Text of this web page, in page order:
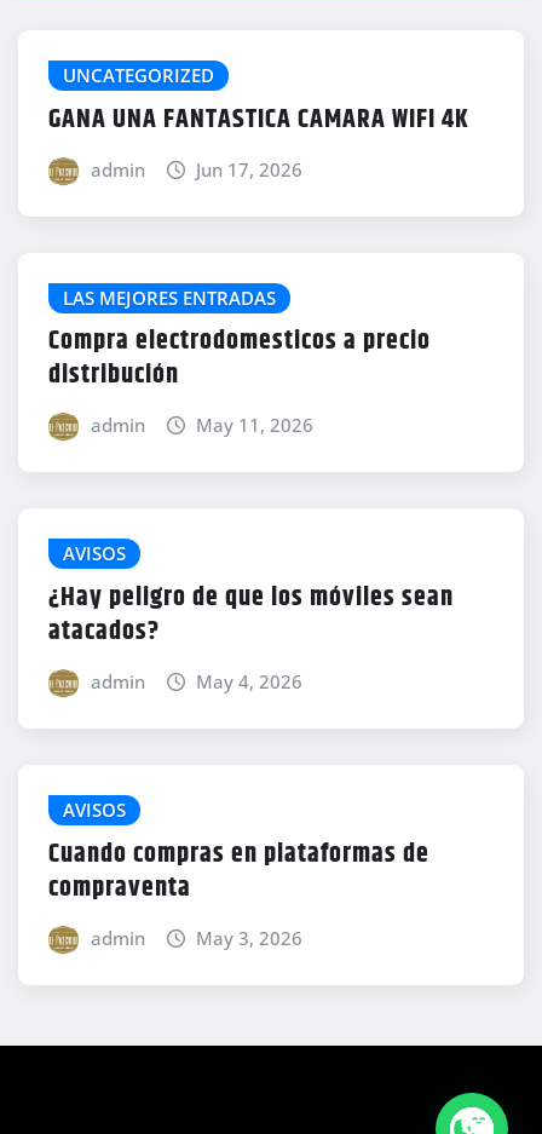
UNCATEGORIZED
GANA UNA FANTASTICA CAMARA WIFI 4K
admin Jun 17, 2026
LAS MEJORES ENTRADAS
Compra electrodomesticos a precio
distribución
admin May 11, 2026
AVISOS
¿Hay peligro de que los móviles sean
atacados?
admin May 4, 2026
AVISOS
Cuando compras en plataformas de
compraventa
admin May 3, 2026